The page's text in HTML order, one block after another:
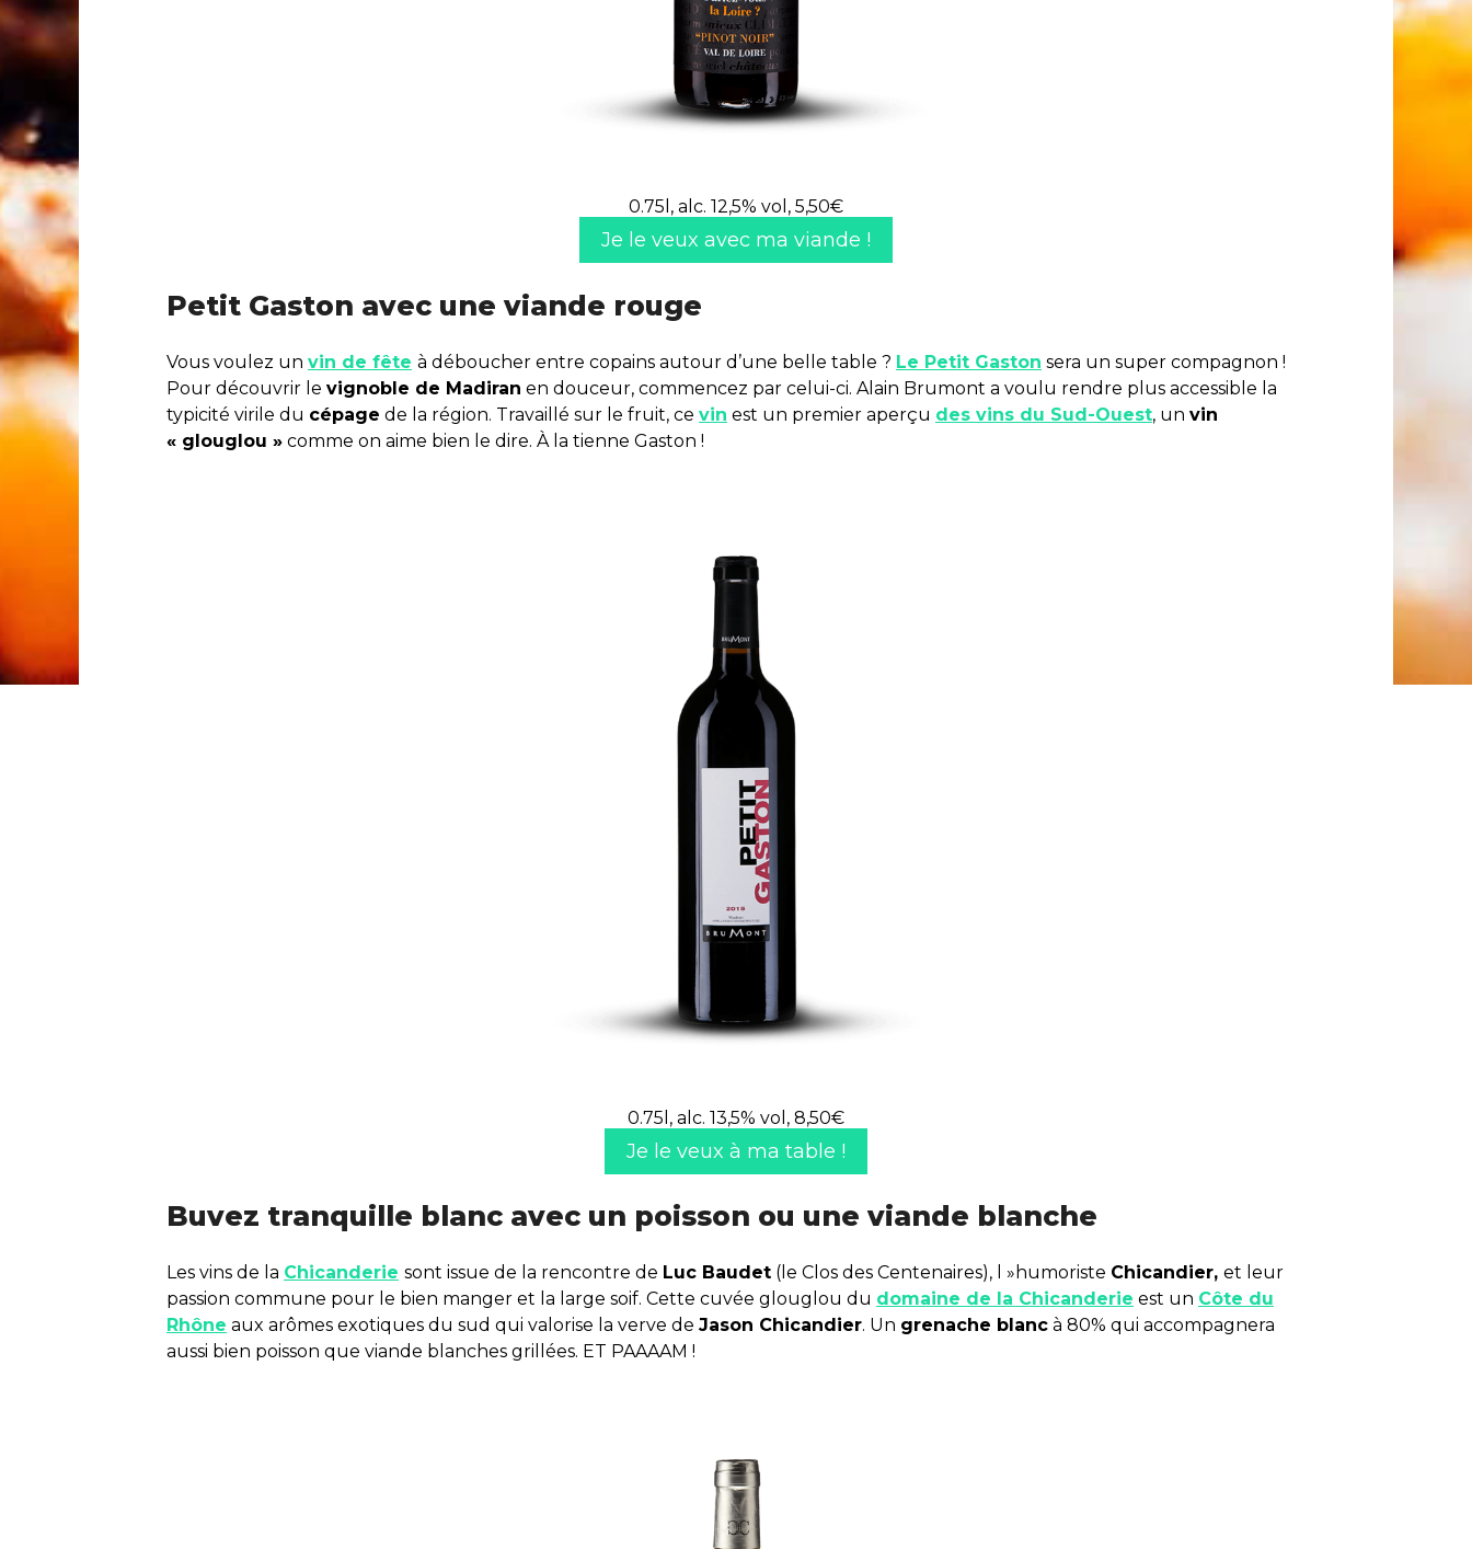
0.75l, alc. 12,5% vol, 5,50€
Je le veux avec ma viande !
Petit Gaston avec une viande rouge
Vous voulez un vin de fête à déboucher entre copains autour d’une belle table ? Le Petit Gaston sera un super compagnon !
Pour découvrir le vignoble de Madiran en douceur, commencez par celui-ci. Alain Brumont a voulu rendre plus accessible la
typicité virile du cépage de la région. Travaillé sur le fruit, ce vin est un premier aperçu des vins du Sud-Ouest, un vin
« glouglou » comme on aime bien le dire. À la tienne Gaston !
0.75l, alc. 13,5% vol, 8,50€
Je le veux à ma table !
Buvez tranquille blanc avec un poisson ou une viande blanche
Les vins de la Chicanderie sont issue de la rencontre de Luc Baudet (le Clos des Centenaires), l »humoriste Chicandier, et leur
passion commune pour le bien manger et la large soif. Cette cuvée glouglou du domaine de la Chicanderie est un Côte du
Rhône aux arômes exotiques du sud qui valorise la verve de Jason Chicandier. Un grenache blanc à 80% qui accompagnera
aussi bien poisson que viande blanches grillées. ET PAAAAM !